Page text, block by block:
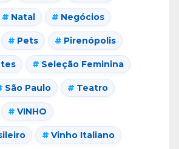
Natal Negócios
Pets Pirenópolis
Seleção Feminina
São Paulo Teatro
VINHO
Vinho Italiano